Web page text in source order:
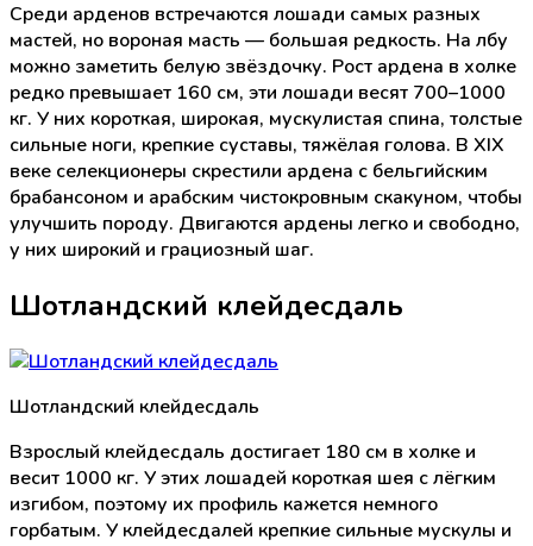
Среди арденов встречаются лошади самых разных
мастей, но вороная масть — большая редкость. На лбу
можно заметить белую звёздочку. Рост ардена в холке
редко превышает 160 см, эти лошади весят 700–1000
кг. У них короткая, широкая, мускулистая спина, толстые
сильные ноги, крепкие суставы, тяжёлая голова. В XIX
веке селекционеры скрестили ардена с бельгийским
брабансоном и арабским чистокровным скакуном, чтобы
улучшить породу. Двигаются ардены легко и свободно,
у них широкий и грациозный шаг.
Шотландский клейдесдаль
Шотландский клейдесдаль
Взрослый клейдесдаль достигает 180 см в холке и
весит 1000 кг. У этих лошадей короткая шея с лёгким
изгибом, поэтому их профиль кажется немного
горбатым. У клейдесдалей крепкие сильные мускулы и